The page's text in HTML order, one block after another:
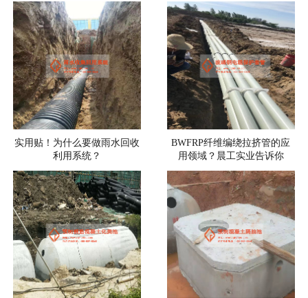
实用贴！为什么要做雨水回收
利用系统？
BWFRP纤维编绕拉挤管的应
用领域？晨工实业告诉你